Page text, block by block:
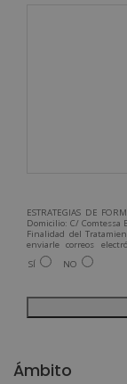
ESTRATEGIAS DE
Domicilio: C/
Finalidad del
enviarle correos
ofrecidos y otros tipo
Legitimación del
Para más información
Desea recibir
SÍ NO
Ámbito